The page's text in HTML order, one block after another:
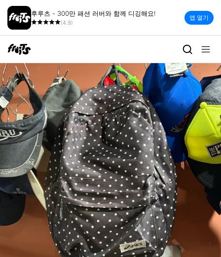
후루츠 - 300만 패션 러버와 함께 디깅해요!
(4.9)
앱 열기